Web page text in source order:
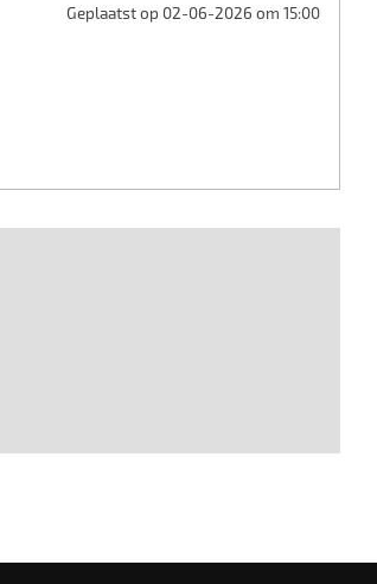
Geplaatst op 02-06-2026 om 15:00